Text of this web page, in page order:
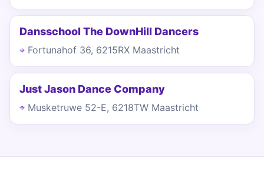
Dansschool The DownHill Dancers
Fortunahof 36, 6215RX Maastricht
Just Jason Dance Company
Musketruwe 52-E, 6218TW Maastricht